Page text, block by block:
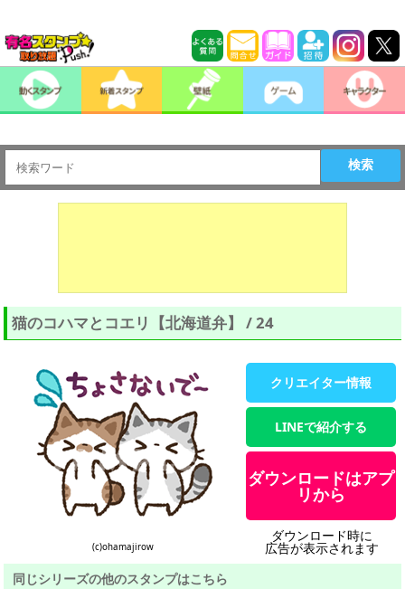
検索
猫のコハマとコエリ【北海道弁】 / 24
(c)ohamajirow
クリエイター情報
LINEで紹介する
ダウンロードはアプ
リから
ダウンロード時に
広告が表示されます
同じシリーズの他のスタンプはこちら